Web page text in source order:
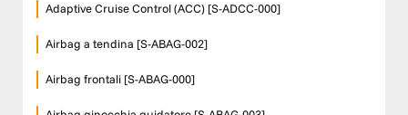
Adaptive Cruise Control (ACC) [S-ADCC-000]
Airbag a tendina [S-ABAG-002]
Airbag frontali [S-ABAG-000]